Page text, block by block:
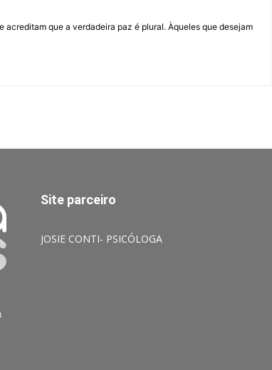
acreditam que a verdadeira paz é plural. Àqueles que desejam
Site parceiro
JOSIE CONTI- PSICÓLOGA